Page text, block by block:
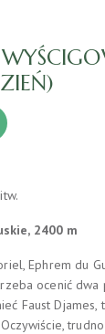
2400 m
Ephrem du
ocenić dwa
Faust